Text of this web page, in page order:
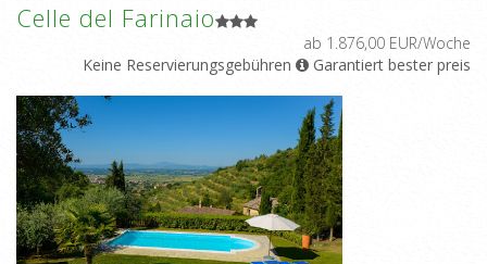
Celle del Farinaio
ab 1.876,00 EUR/Woche
Keine Reservierungsgebühren
Garantiert bester preis